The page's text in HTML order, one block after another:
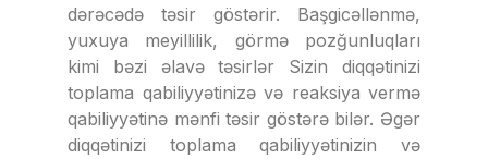
dərəcədə təsir göstərir. Başgicəllənmə,
yuxuya meyillilik, görmə pozğunluqları
kimi bəzi əlavə təsirlər Sizin diqqətinizi
toplama qabiliyyətinizə və reaksiya vermə
qabiliyyətinə mənfi təsir göstərə bilər. Əgər
diqqətinizi toplama qabiliyyətinizin və